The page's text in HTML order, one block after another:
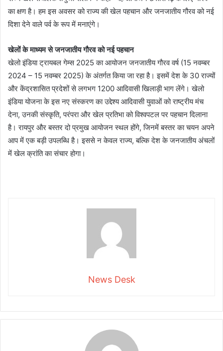
का क्षण है। हम इस अवसर को राज्य की खेल पहचान और जनजातीय गौरव को नई
दिशा देने वाले पर्व के रूप में मनाएंगे।
खेलों के माध्यम से जनजातीय गौरव को नई पहचान
खेलो इंडिया ट्रायबल गेम्स 2025 का आयोजन जनजातीय गौरव वर्ष (15 नवम्बर
2024 – 15 नवम्बर 2025) के अंतर्गत किया जा रहा है। इसमें देश के 30 राज्यों
और केंद्रशासित प्रदेशों से लगभग 1200 आदिवासी खिलाड़ी भाग लेंगे। खेलो
इंडिया योजना के इस नए संस्करण का उद्देश्य आदिवासी युवाओं को राष्ट्रीय मंच
देना, उनकी संस्कृति, परंपरा और खेल प्रतिभा को विश्वपटल पर पहचान दिलाना
है। रायपुर और बस्तर दो प्रमुख आयोजन स्थल होंगे, जिनमें बस्तर का चयन अपने
आप में एक बड़ी उपलब्धि है। इससे न केवल राज्य, बल्कि देश के जनजातीय अंचलों
में खेल क्रांति का संचार होगा।
News Desk